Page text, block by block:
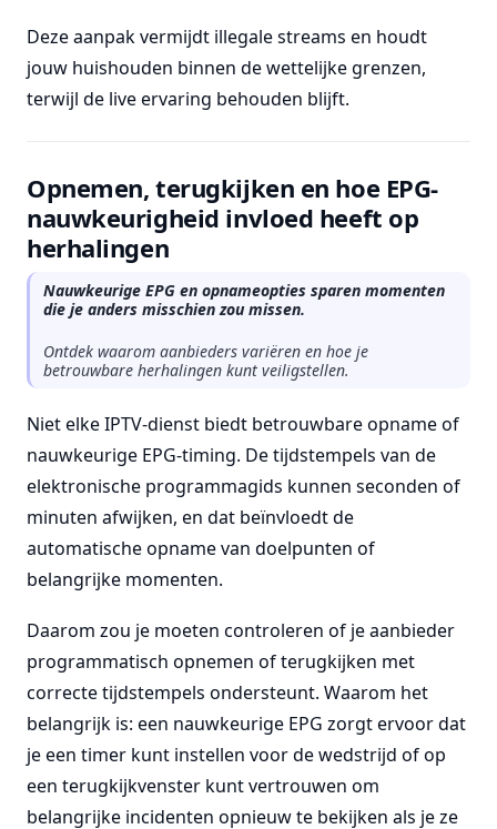
Deze aanpak vermijdt illegale streams en houdt
jouw huishouden binnen de wettelijke grenzen,
terwijl de live ervaring behouden blijft.
Opnemen, terugkijken en hoe EPG-
nauwkeurigheid invloed heeft op
herhalingen
Nauwkeurige EPG en opnameopties sparen momenten
die je anders misschien zou missen.
Ontdek waarom aanbieders variëren en hoe je
betrouwbare herhalingen kunt veiligstellen.
Niet elke IPTV-dienst biedt betrouwbare opname of
nauwkeurige EPG-timing. De tijdstempels van de
elektronische programmagids kunnen seconden of
minuten afwijken, en dat beïnvloedt de
automatische opname van doelpunten of
belangrijke momenten.
Daarom zou je moeten controleren of je aanbieder
programmatisch opnemen of terugkijken met
correcte tijdstempels ondersteunt. Waarom het
belangrijk is: een nauwkeurige EPG zorgt ervoor dat
je een timer kunt instellen voor de wedstrijd of op
een terugkijkvenster kunt vertrouwen om
belangrijke incidenten opnieuw te bekijken als je ze